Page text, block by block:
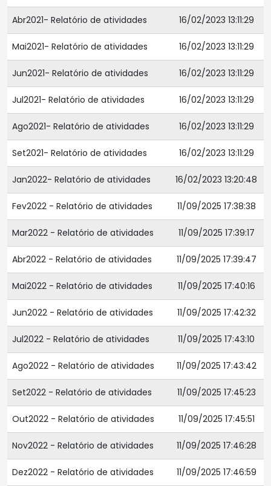
Abr2021- Relatório de atividades 16/02/2023 13:11:29
Mai2021- Relatório de atividades 16/02/2023 13:11:29
Jun2021- Relatório de atividades 16/02/2023 13:11:29
Jul2021- Relatório de atividades 16/02/2023 13:11:29
Ago2021- Relatório de atividades 16/02/2023 13:11:29
Set2021- Relatório de atividades 16/02/2023 13:11:29
Jan2022- Relatório de atividades 16/02/2023 13:20:48
Fev2022 - Relatório de atividades 11/09/2025 17:38:38
Mar2022 - Relatório de atividades 11/09/2025 17:39:17
Abr2022 - Relatório de atividades 11/09/2025 17:39:47
Mai2022 - Relatório de atividades 11/09/2025 17:40:16
Jun2022 - Relatório de atividades 11/09/2025 17:42:32
Jul2022 - Relatório de atividades 11/09/2025 17:43:10
Ago2022 - Relatório de atividades 11/09/2025 17:43:42
Set2022 - Relatório de atividades 11/09/2025 17:45:23
Out2022 - Relatório de atividades 11/09/2025 17:45:51
Nov2022 - Relatório de atividades 11/09/2025 17:46:28
Dez2022 - Relatório de atividades 11/09/2025 17:46:59